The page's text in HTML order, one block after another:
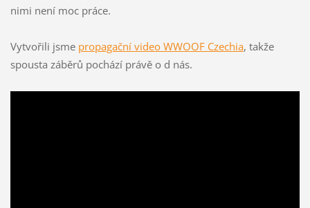
nimi není moc práce.
Vytvořili jsme propagační video WWOOF Czechia, takže
spousta záběrů pochází právě o d nás.